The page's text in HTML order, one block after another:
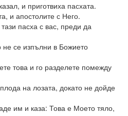
и приготвиха пасхата.
и апостолите с Него.
пасха с вас, преди да
се изпълни в Божието
това и го разделете помежду
на лозата, докато не дойде
им и каза: Това е Моето тяло,